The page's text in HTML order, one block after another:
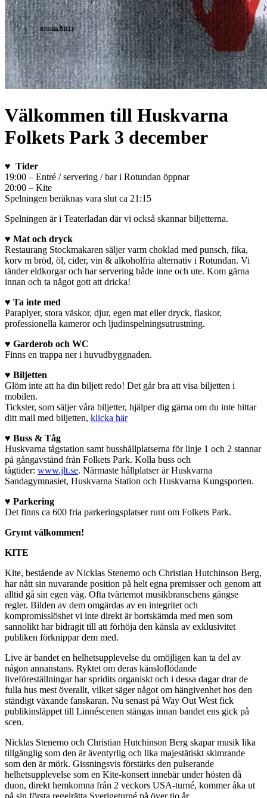
Välkommen till Huskvarna
Folkets Park 3 december
♥ Tider
19:00 – Entré / servering / bar i Rotundan öppnar
20:00 – Kite
Spelningen beräknas vara slut ca 21:15
Spelningen är i Teaterladan där vi också skannar biljetterna.
♥ Mat och dryck
Restaurang Stockmakaren säljer varm choklad med punsch, fika,
korv m bröd, öl, cider, vin & alkoholfria alternativ i Rotundan. Vi
tänder eldkorgar och har servering både inne och ute. Kom gärna
innan och ta något gott att dricka!
♥ Ta inte med
Paraplyer, stora väskor, djur, egen mat eller dryck, flaskor,
professionella kameror och ljudinspelningsutrustning.
♥ Garderob och WC
Finns en trappa ner i huvudbyggnaden.
♥ Biljetten
Glöm inte att ha din biljett redo! Det går bra att visa biljetten i
mobilen.
Tickster, som säljer våra biljetter, hjälper dig gärna om du inte hittar
ditt mail med biljetten, klicka här
♥ Buss & Tåg
Huskvarna tågstation samt busshållplatserna för linje 1 och 2 stannar
på gångavstånd från Folkets Park. Kolla buss och
tågtider: www.jlt.se. Närmaste hållplatser är Huskvarna
Sandagymnasiet, Huskvarna Station och Huskvarna Kungsporten.
♥ Parkering
Det finns ca 600 fria parkeringsplatser runt om Folkets Park.
Grymt välkommen!
KITE
Kite, bestående av Nicklas Stenemo och Christian Hutchinson Berg,
har nått sin nuvarande position på helt egna premisser och genom att
alltid gå sin egen väg. Ofta tvärtemot musikbranschens gängse
regler. Bilden av dem omgärdas av en integritet och
kompromisslöshet vi inte direkt är bortskämda med men som
sannolikt har bidragit till att förhöja den känsla av exklusivitet
publiken förknippar dem med.
Live är bandet en helhetsupplevelse du omöjligen kan ta del av
någon annanstans. Ryktet om deras känsloflödande
liveföreställningar har spridits organiskt och i dessa dagar drar de
fulla hus mest överallt, vilket säger något om hängivenhet hos den
ständigt växande fanskaran. Nu senast på Way Out West fick
publikinsläppet till Linnéscenen stängas innan bandet ens gick på
scen.
Nicklas Stenemo och Christian Hutchinson Berg skapar musik lika
tillgänglig som den är äventyrlig och lika majestätiskt skimrande
som den är mörk. Gissningsvis förstärks den pulserande
helhetsupplevelse som en Kite-konsert innebär under hösten då
duon, direkt hemkomna från 2 veckors USA-turné, kommer åka ut